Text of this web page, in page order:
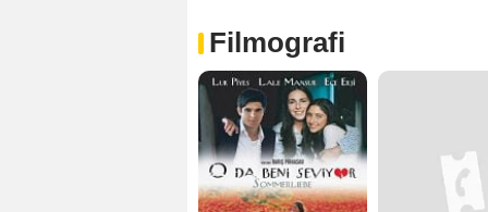
Filmografi